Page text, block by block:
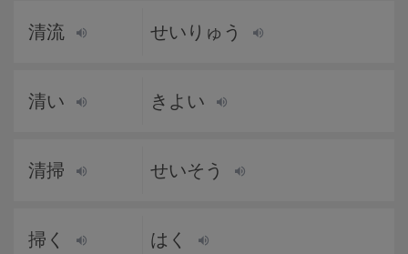
清流 せいりゅう
清い きよい
清掃 せいそう
掃く はく